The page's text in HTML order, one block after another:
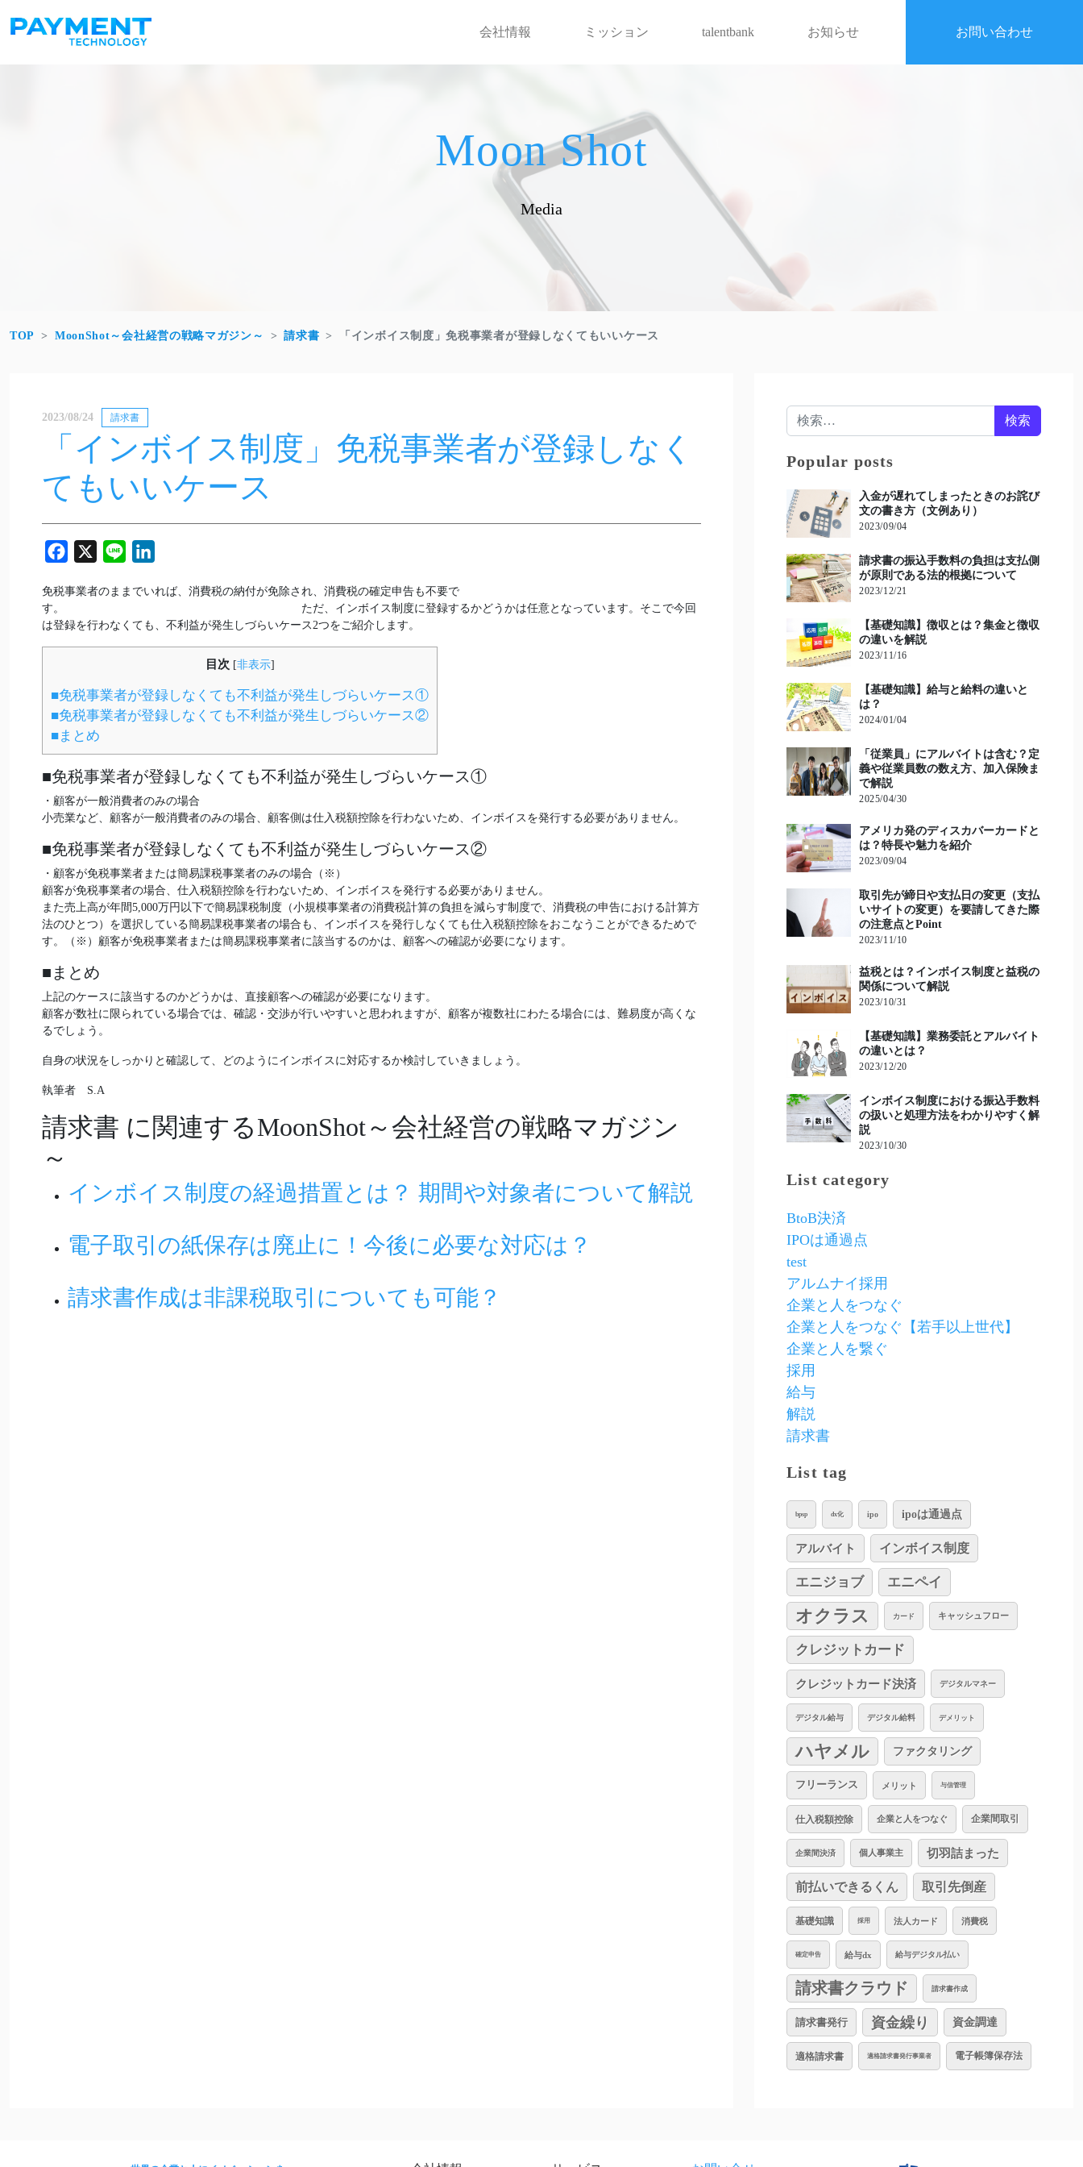
メインナビゲーション 会社情報 ミッション talentbank お知らせ お問い合わせ
Moon Shot
Media
TOP MoonShot～会社経営の戦略マガジン～ 請求書 「インボイス制度」免税事業者が登録しなくてもいいケース
2023/08/24 請求書
「インボイス制度」免税事業者が登録しなく
てもいいケース
Facebook
X Line
免税事業者のままでいれば、消費税の納付が免除され、消費税の確定申告も不要で
す。 ただ、インボイス制度に登録するかどうかは任意となっています。そこで今回
は登録を行わなくても、不利益が発生しづらいケース2つをご紹介します。
目次 [非表示]
■免税事業者が登録しなくても不利益が発生しづらいケース①
■免税事業者が登録しなくても不利益が発生しづらいケース②
■まとめ
■免税事業者が登録しなくても不利益が発生しづらいケース①
・顧客が一般消費者のみの場合
小売業など、顧客が一般消費者のみの場合、顧客側は仕入税額控除を行わないため、インボイスを発行する必要がありません。
■免税事業者が登録しなくても不利益が発生しづらいケース②
・顧客が免税事業者または簡易課税事業者のみの場合（※）
顧客が免税事業者の場合、仕入税額控除を行わないため、インボイスを発行する必要がありません。
また売上高が年間5,000万円以下で簡易課税制度（小規模事業者の消費税計算の負担を減らす制度で、消費税の申告における計算方
法のひとつ）を選択している簡易課税事業者の場合も、インボイスを発行しなくても仕入税額控除をおこなうことができるためで
す。（※）顧客が免税事業者または簡易課税事業者に該当するのかは、顧客への確認が必要になります。
■まとめ
上記のケースに該当するのかどうかは、直接顧客への確認が必要になります。
顧客が数社に限られている場合では、確認・交渉が行いやすいと思われますが、顧客が複数社にわたる場合には、難易度が高くな
るでしょう。
自身の状況をしっかりと確認して、どのようにインボイスに対応するか検討していきましょう。
執筆者 S.A
請求書 に関連するMoonShot～会社経営の戦略マガジン
～
インボイス制度の経過措置とは？ 期間や対象者について解説
電子取引の紙保存は廃止に！今後に必要な対応は？
請求書作成は非課税取引についても可能？
検索:
Popular posts
入金が遅れてしまったときのお詫び
文の書き方（文例あり）
2023/09/04
請求書の振込手数料の負担は支払側
が原則である法的根拠について
2023/12/21
【基礎知識】徴収とは？集金と徴収
の違いを解説
2023/11/16
【基礎知識】給与と給料の違いと
は？
2024/01/04
「従業員」にアルバイトは含む？定
義や従業員数の数え方、加入保険ま
で解説
2025/04/30
アメリカ発のディスカバーカードと
は？特長や魅力を紹介
2023/09/04
取引先が締日や支払日の変更（支払
いサイトの変更）を要請してきた際
の注意点とPoint
2023/11/10
益税とは？インボイス制度と益税の
関係について解説
2023/10/31
【基礎知識】業務委託とアルバイト
の違いとは？
2023/12/20
インボイス制度における振込手数料
の扱いと処理方法をわかりやすく解
説
2023/10/30
List category
BtoB決済
IPOは通過点
test
アルムナイ採用
企業と人をつなぐ
企業と人をつなぐ【若手以上世代】
企業と人を繋ぐ
採用
給与
解説
請求書
List tag
bpsp dx化 ipo ipoは通過点
アルバイト インボイス制度
エニジョブ エニペイ
オクラス カード キャッシュフロー
クレジットカード
クレジットカード決済 デジタルマネー
デジタル給与 デジタル給料 デメリット
ハヤメル ファクタリング
フリーランス メリット 与信管理
仕入税額控除 企業と人をつなぐ 企業間取引
企業間決済 個人事業主 切羽詰まった
前払いできるくん 取引先倒産
基礎知識 採用 法人カード 消費税
確定申告 給与dx 給与デジタル払い
請求書クラウド 請求書作成
請求書発行 資金繰り 資金調達
適格請求書 適格請求書発行事業者 電子帳簿保存法